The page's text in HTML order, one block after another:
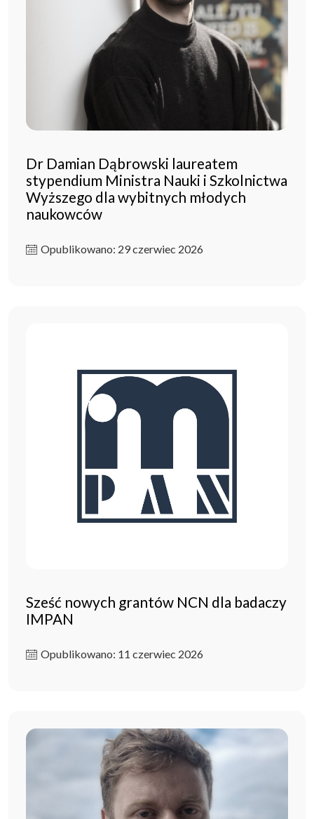
Dr Damian Dąbrowski laureatem
stypendium Ministra Nauki i Szkolnictwa
Wyższego dla wybitnych młodych
naukowców
Opublikowano: 29 czerwiec 2026
Sześć nowych grantów NCN dla badaczy
IMPAN
Opublikowano: 11 czerwiec 2026